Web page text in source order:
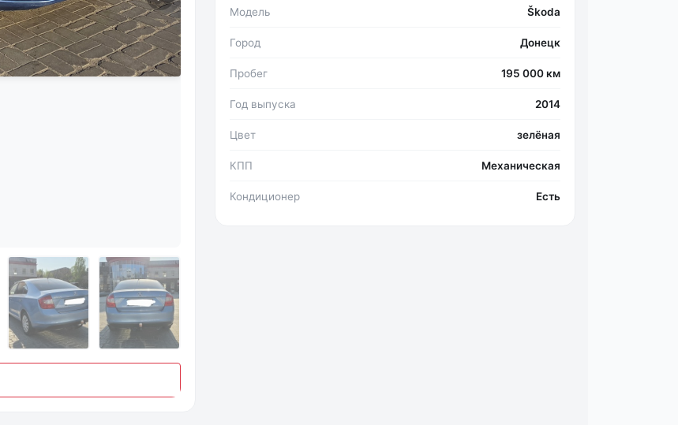
Модель Škoda
Город Донецк
Пробег 195 000 км
Год выпуска 2014
Цвет зелёная
КПП Механическая
Кондиционер Есть